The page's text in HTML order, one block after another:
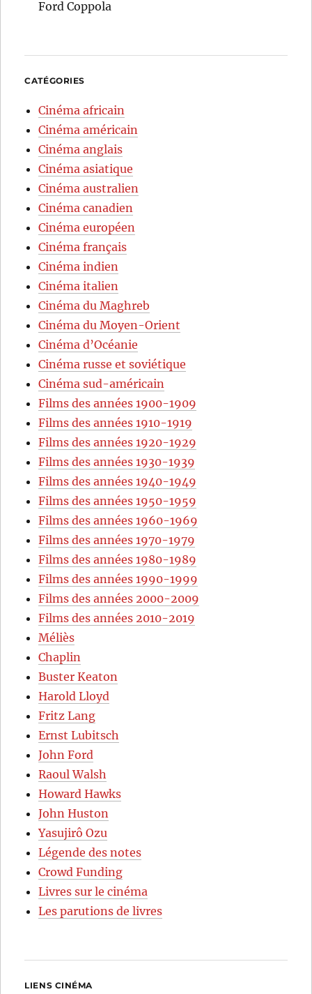
Ford Coppola
CATÉGORIES
Cinéma africain
Cinéma américain
Cinéma anglais
Cinéma asiatique
Cinéma australien
Cinéma canadien
Cinéma européen
Cinéma français
Cinéma indien
Cinéma italien
Cinéma du Maghreb
Cinéma du Moyen-Orient
Cinéma d’Océanie
Cinéma russe et soviétique
Cinéma sud-américain
Films des années 1900-1909
Films des années 1910-1919
Films des années 1920-1929
Films des années 1930-1939
Films des années 1940-1949
Films des années 1950-1959
Films des années 1960-1969
Films des années 1970-1979
Films des années 1980-1989
Films des années 1990-1999
Films des années 2000-2009
Films des années 2010-2019
Méliès
Chaplin
Buster Keaton
Harold Lloyd
Fritz Lang
Ernst Lubitsch
John Ford
Raoul Walsh
Howard Hawks
John Huston
Yasujirô Ozu
Légende des notes
Crowd Funding
Livres sur le cinéma
Les parutions de livres
LIENS CINÉMA